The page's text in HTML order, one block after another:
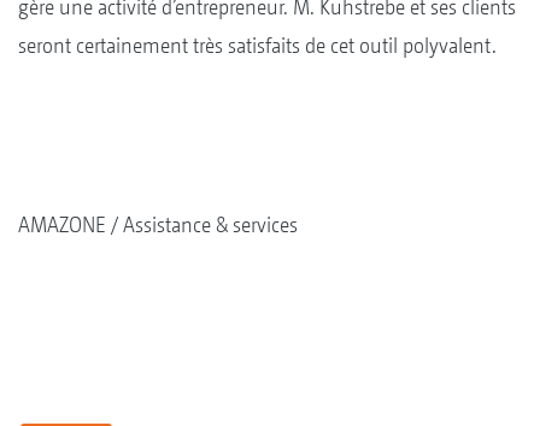
gère une activité d’entrepreneur. M. Kuhstrebe et ses clients
seront certainement très satisfaits de cet outil polyvalent.
AMAZONE Assistance & services